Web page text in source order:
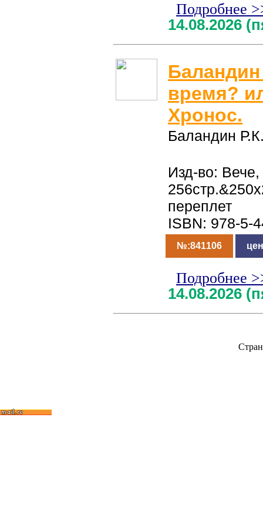
Подробнее
14.08.2026
время?
Хронос.
Баландин
Изд-во: Вече,
переплет
ISBN: 978-5-
№:841106
Подробнее
14.08.2026